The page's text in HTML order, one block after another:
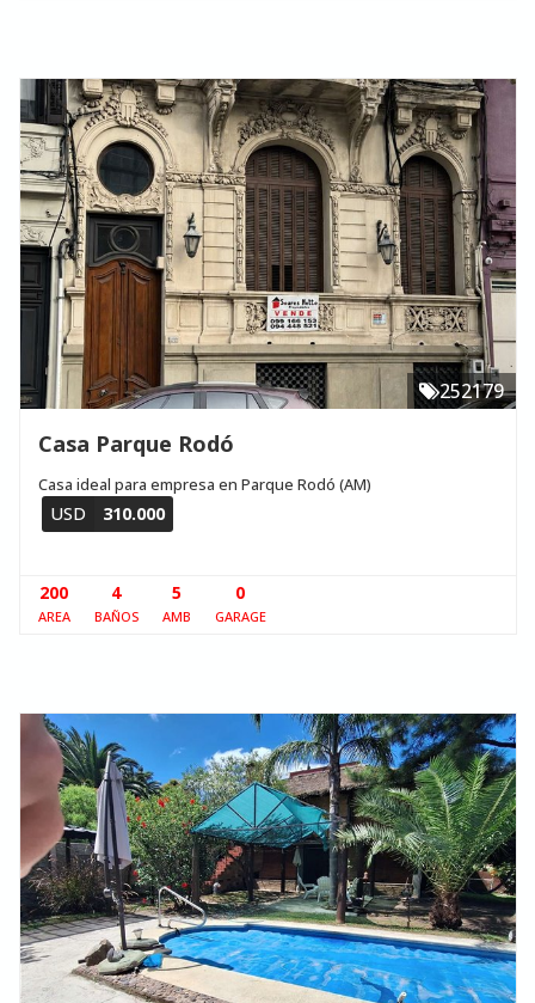
252179
Casa Parque Rodó
Casa ideal para empresa en Parque Rodó (AM)
USD 310.000
200
AREA
4
BAÑOS
5
AMB
0
GARAGE